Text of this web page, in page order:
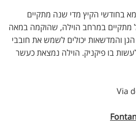
בחודשי הקיץ מדי שנה מתקיים
מתקיים במרחב הוילה, שהוקמה במאה
הגן והמדשאות יכולים לשמש את חובבי
בו פיקניק. הוילה נמצאת כעשר